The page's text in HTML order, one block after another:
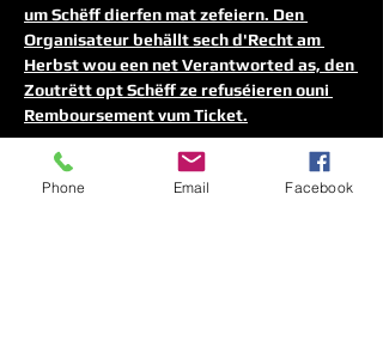
um Schëff dierfen mat zefeiern. Den
Organisateur behällt sech d'Recht am
Herbst wou een net Verantworted as, den
Zoutrëtt opt Schëff ze refuséieren ouni
Remboursement vum Ticket.
Phone Email Facebook